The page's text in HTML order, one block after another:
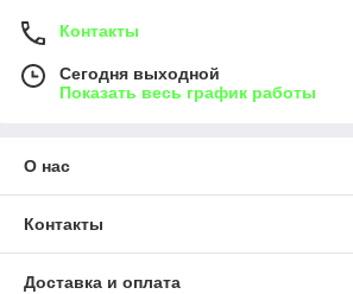
Контакты
Сегодня выходной
Показать весь график работы
О нас
Контакты
Доставка и оплата